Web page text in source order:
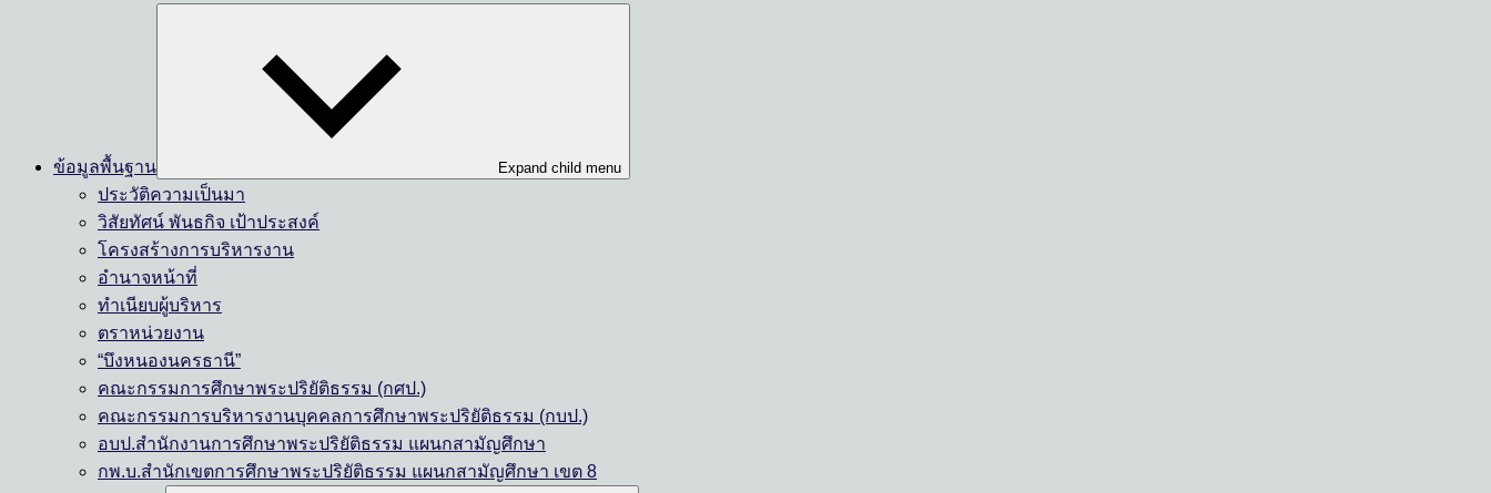
ข้อมูลพื้นฐาน Expand child menu
ประวัติความเป็นมา
วิสัยทัศน์ พันธกิจ เป้าประสงค์
โครงสร้างการบริหารงาน
อำนาจหน้าที่
ทำเนียบผู้บริหาร
ตราหน่วยงาน
“บึงหนองนครธานี”
คณะกรรมการศึกษาพระปริยัติธรรม (กศป.)
คณะกรรมการบริหารงานบุคคลการศึกษาพระปริยัติธรรม (กบป.)
อบป.สำนักงานการศึกษาพระปริยัติธรรม แผนกสามัญศึกษา
กพ.บ.สำนักเขตการศึกษาพระปริยัติธรรม แผนกสามัญศึกษา เขต 8